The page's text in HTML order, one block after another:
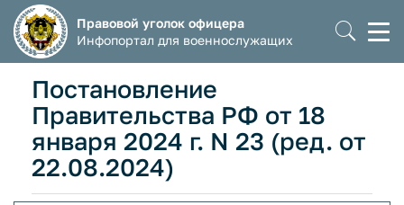
Правовой уголок офицера
Инфопортал для военнослужащих
Постановление
Правительства РФ от 18
января 2024 г. N 23 (ред. от
22.08.2024)